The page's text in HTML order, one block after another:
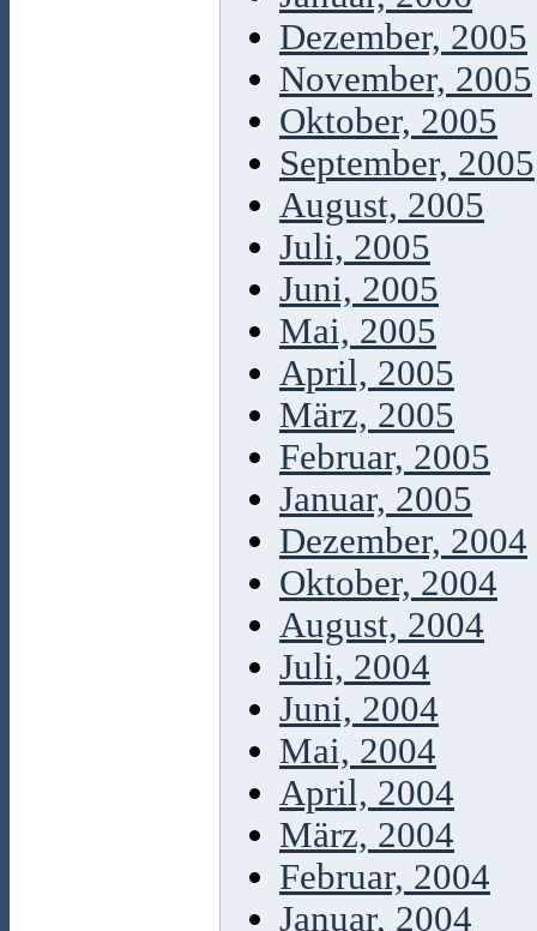
Dezember, 2005
November, 2005
Oktober, 2005
September, 2005
August, 2005
Juli, 2005
Juni, 2005
Mai, 2005
April, 2005
März, 2005
Februar, 2005
Januar, 2005
Dezember, 2004
Oktober, 2004
August, 2004
Juli, 2004
Juni, 2004
Mai, 2004
April, 2004
März, 2004
Februar, 2004
Januar, 2004